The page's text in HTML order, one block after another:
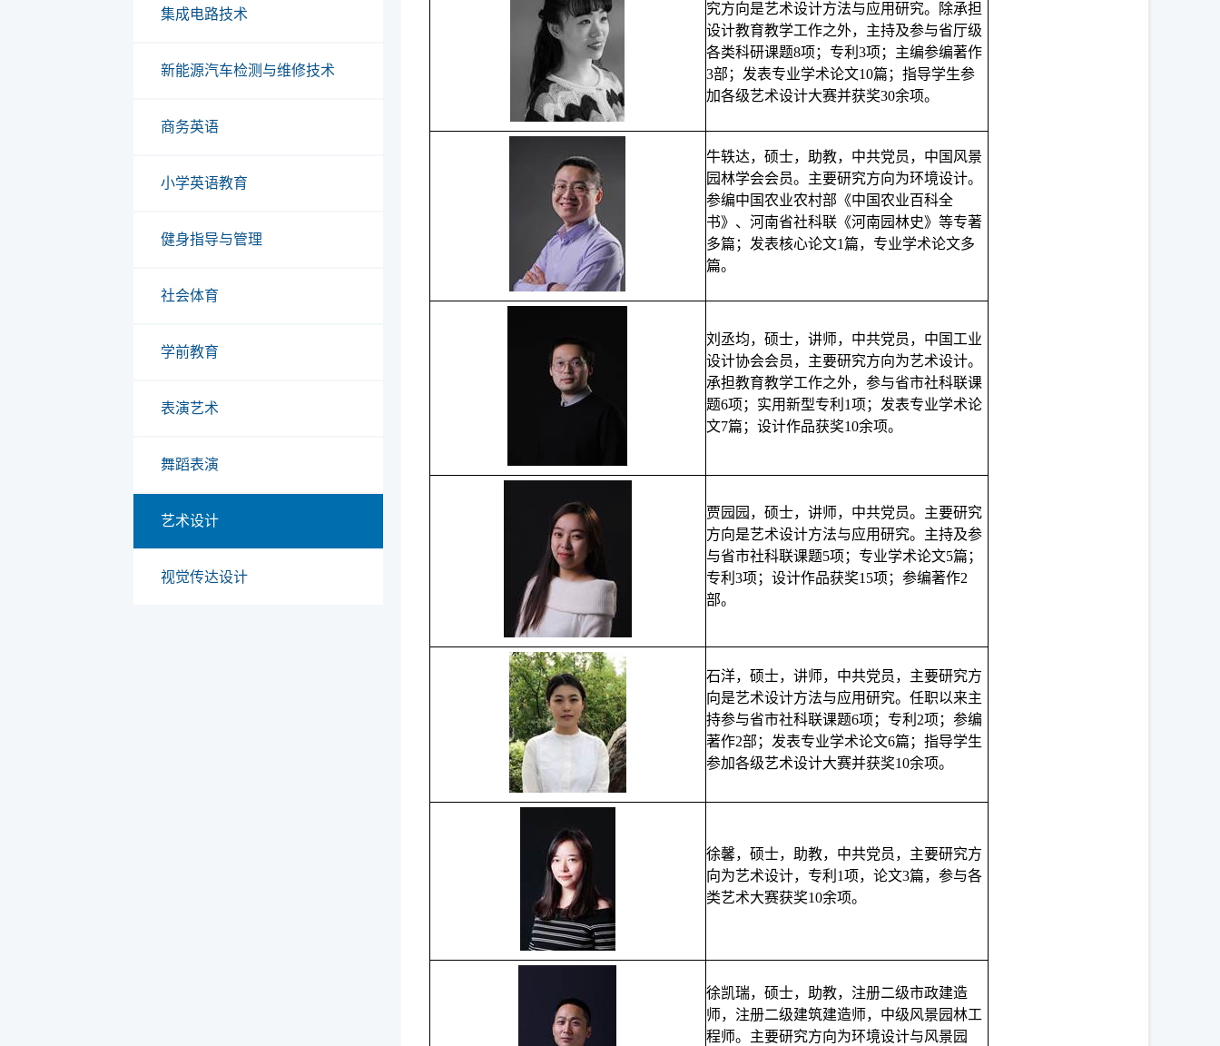
集成电路技术
新能源汽车检测与维修技术
商务英语
小学英语教育
健身指导与管理
社会体育
学前教育
表演艺术
舞蹈表演
艺术设计
视觉传达设计
究方向是艺术设计方法与应用研究。除承担
设计教育教学工作之外，主持及参与省厅级
各类科研课题8项；专利3项；主编参编著作
3部；发表专业学术论文10篇；指导学生参
加各级艺术设计大赛并获奖30余项。
牛轶达，硕士，助教，中共党员，中国风景
园林学会会员。主要研究方向为环境设计。
参编中国农业农村部《中国农业百科全
书》、河南省社科联《河南园林史》等专著
多篇；发表核心论文1篇，专业学术论文多
篇。
刘丞均，硕士，讲师，中共党员，中国工业
设计协会会员，主要研究方向为艺术设计。
承担教育教学工作之外，参与省市社科联课
题6项；实用新型专利1项；发表专业学术论
文7篇；设计作品获奖10余项。
贾园园，硕士，讲师，中共党员。主要研究
方向是艺术设计方法与应用研究。主持及参
与省市社科联课题5项；专业学术论文5篇；
专利3项；设计作品获奖15项；参编著作2
部。
石洋，硕士，讲师，中共党员，主要研究方
向是艺术设计方法与应用研究。任职以来主
持参与省市社科联课题6项；专利2项；参编
著作2部；发表专业学术论文6篇；指导学生
参加各级艺术设计大赛并获奖10余项。
徐馨，硕士，助教，中共党员，主要研究方
向为艺术设计，专利1项，论文3篇，参与各
类艺术大赛获奖10余项。
徐凯瑞，硕士，助教，注册二级市政建造
师，注册二级建筑建造师，中级风景园林工
程师。主要研究方向为环境设计与风景园